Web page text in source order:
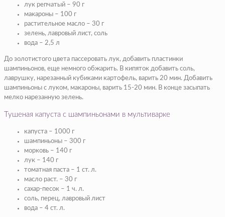
лук репчатый – 90 г
макароны – 100 г
растительное масло – 30 г
зелень, лавровый лист, соль
вода – 2,5 л
До золотистого цвета пассеровать лук, добавить пластинки
шампиньонов, еще немного обжарить. В кипяток добавить соль,
лаврушку, нарезанный кубиками картофель, варить 20 мин. Добавить
шампиньоны с луком, макароны, варить 15-20 мин. В конце засыпать
мелко нарезанную зелень.
Тушеная капуста с шампиньонами в мультиварке
капуста – 1000 г
шампиньоны – 300 г
морковь – 140 г
лук – 140 г
томатная паста – 1 ст. л.
масло раст. – 30 г
сахар-песок – 1 ч. л.
соль, перец, лавровый лист
вода – 4 ст. л.